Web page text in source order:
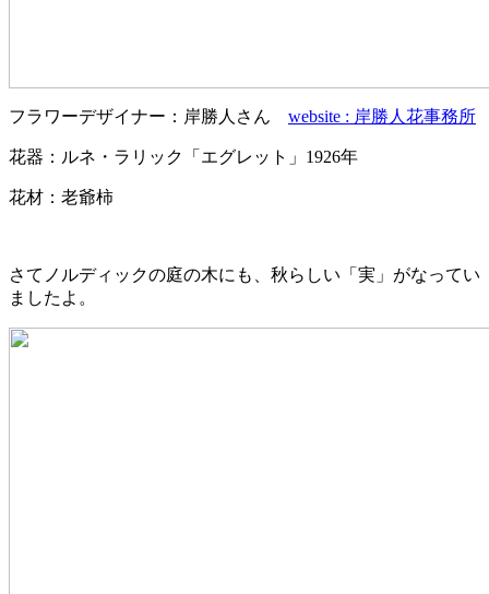
フラワーデザイナー：岸勝人さん website : 岸勝人花事務所
花器：ルネ・ラリック「エグレット」1926年
花材：老爺柿
さてノルディックの庭の木にも、秋らしい「実」がなってい
ましたよ。